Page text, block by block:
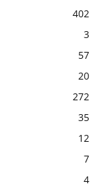
402
3
57
20
272
35
12
7
4